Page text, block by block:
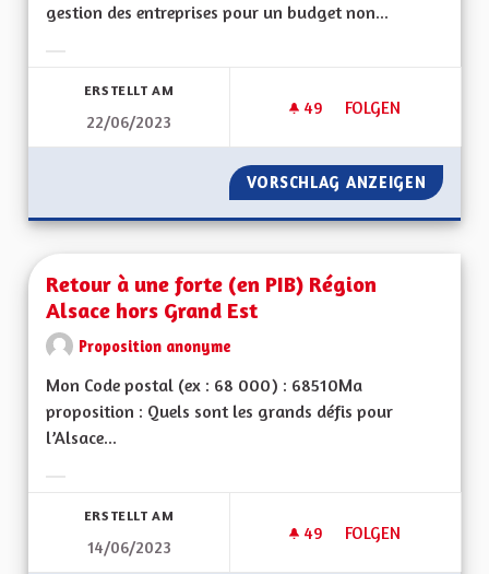
gestion des entreprises pour un budget non...
ERSTELLT AM
22/06/2023
49 49 FOLLOWER
FOLGEN
DROIT LOCAL
VORSCHLAG ANZEIGEN DROIT
Retour à une forte (en PIB) Région
Alsace hors Grand Est
Proposition anonyme
Mon Code postal (ex : 68 000) : 68510Ma
proposition : Quels sont les grands défis pour
l’Alsace...
ERSTELLT AM
14/06/2023
49 49 FOLLOWER
FOLGEN
RETOUR À UNE